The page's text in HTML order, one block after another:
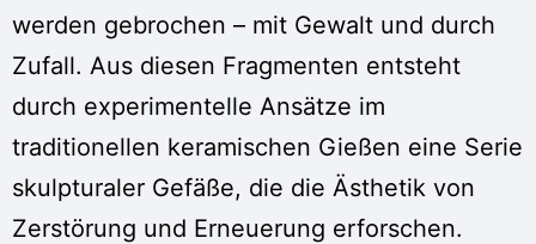
werden gebrochen – mit Gewalt und durch
Zufall. Aus diesen Fragmenten entsteht
durch experimentelle Ansätze im
traditionellen keramischen Gießen eine Serie
skulpturaler Gefäße, die die Ästhetik von
Zerstörung und Erneuerung erforschen.